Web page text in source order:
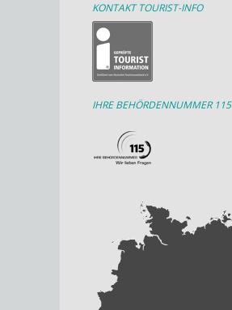
KONTAKT TOURIST-INFO
IHRE BEHÖRDENNUMMER 115